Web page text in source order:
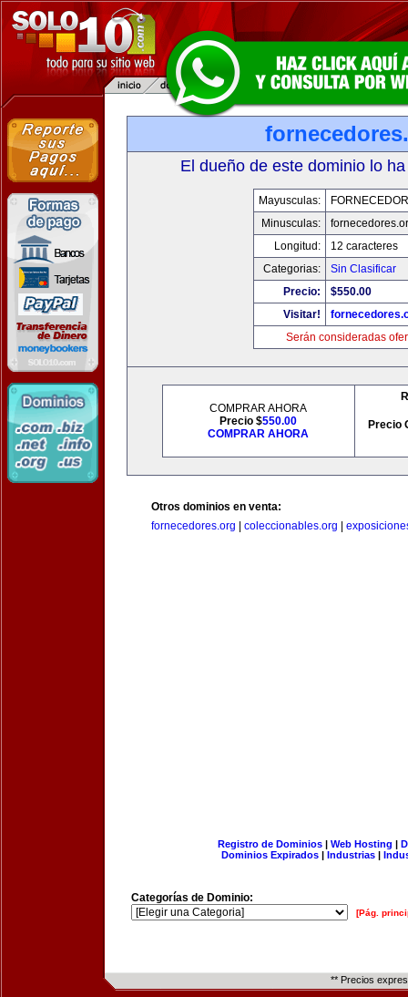
El dueño de este dominio lo
Mayusculas:
Minusculas:
Longitud:
12 caracteres
Categorias:
Sin Clasificar
Precio:
$550.00
Visitar!
Serán consideradas
COMPRAR AHORA
Precio $550.00
COMPRAR AHORA
Precio
Otros dominios en venta:
fornecedores.org
coleccionables.org
Registro de Dominios| Web Hosting |
Dominios Expirados | Industrias |
Categorías de Dominio:
[Pág.
** Precios